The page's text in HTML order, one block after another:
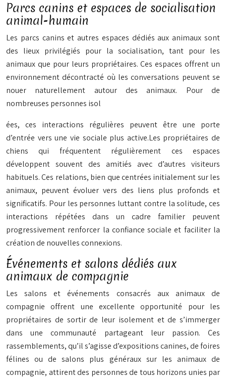
Parcs canins et espaces de socialisation
animal-humain
Les parcs canins et autres espaces dédiés aux animaux sont
des lieux privilégiés pour la socialisation, tant pour les
animaux que pour leurs propriétaires. Ces espaces offrent un
environnement décontracté où les conversations peuvent se
nouer naturellement autour des animaux. Pour de
nombreuses personnes isol
ées, ces interactions régulières peuvent être une porte
d’entrée vers une vie sociale plus active.Les propriétaires de
chiens qui fréquentent régulièrement ces espaces
développent souvent des amitiés avec d’autres visiteurs
habituels. Ces relations, bien que centrées initialement sur les
animaux, peuvent évoluer vers des liens plus profonds et
significatifs. Pour les personnes luttant contre la solitude, ces
interactions répétées dans un cadre familier peuvent
progressivement renforcer la confiance sociale et faciliter la
création de nouvelles connexions.
Événements et salons dédiés aux
animaux de compagnie
Les salons et événements consacrés aux animaux de
compagnie offrent une excellente opportunité pour les
propriétaires de sortir de leur isolement et de s’immerger
dans une communauté partageant leur passion. Ces
rassemblements, qu’il s’agisse d’expositions canines, de foires
félines ou de salons plus généraux sur les animaux de
compagnie, attirent des personnes de tous horizons unies par